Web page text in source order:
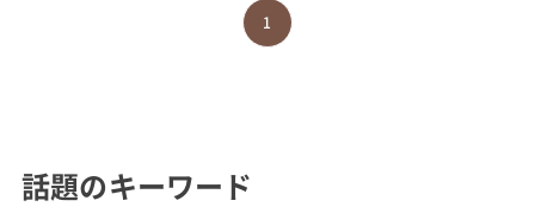
1
話題のキーワード